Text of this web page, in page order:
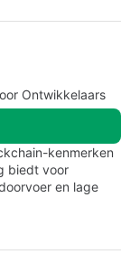
Ontwikkelaars
kenmerken
biedt voor
en lage